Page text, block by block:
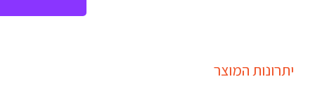
יתרונות המוצר